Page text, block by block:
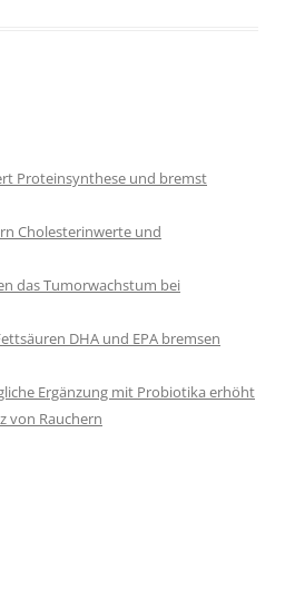
Proteinsynthese und bremst
Cholesterinwerte und
das Tumorwachstum bei
DHA und EPA bremsen
Ergänzung mit Probiotika erhöht
von Rauchern